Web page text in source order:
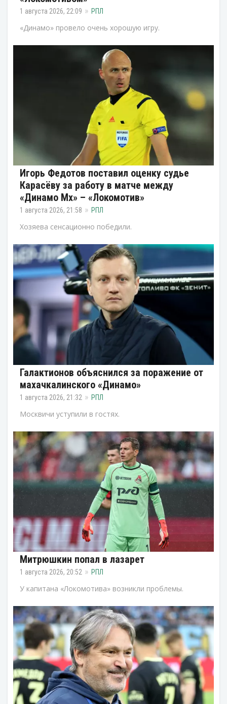
1 августа 2026, 22:09 РПЛ
«Динамо» провело очень хорошую игру.
Игорь Федотов поставил оценку судье
Карасёву за работу в матче между
«Динамо Мх» – «Локомотив»
1 августа 2026, 21:58 РПЛ
Хозяева сенсационно победили.
Галактионов объяснился за поражение от
махачкалинского «Динамо»
1 августа 2026, 21:32 РПЛ
Москвичи уступили в гостях.
Митрюшкин попал в лазарет
1 августа 2026, 20:52 РПЛ
У капитана «Локомотива» возникли проблемы.